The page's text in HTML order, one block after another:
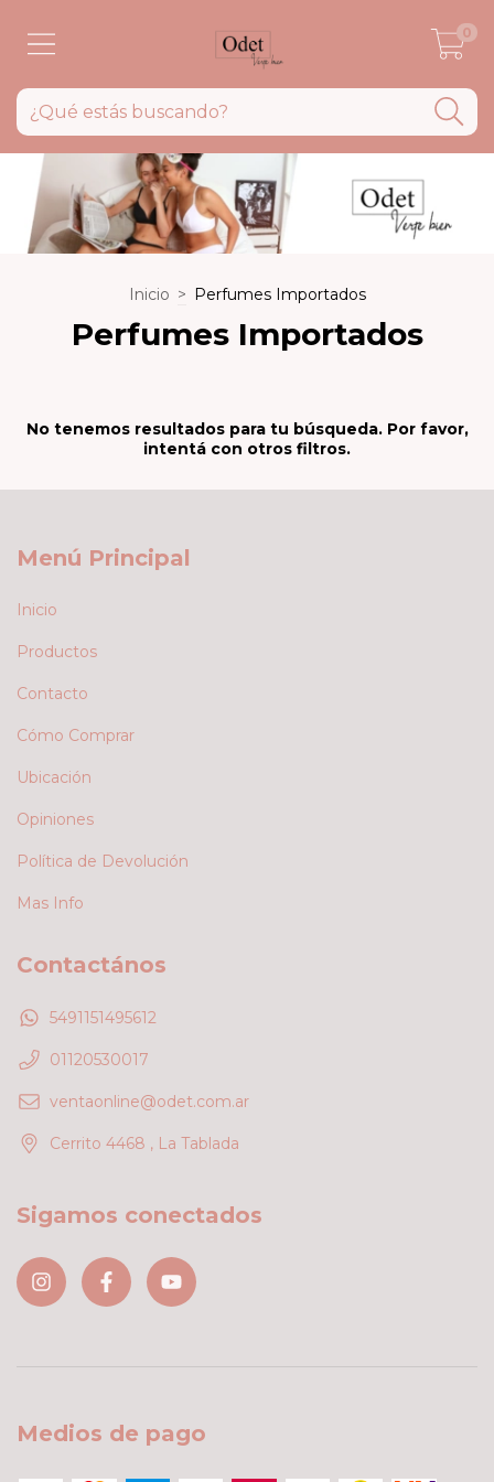
0
Inicio > Perfumes Importados
Perfumes Importados
No tenemos resultados para tu búsqueda. Por favor,
intentá con otros filtros.
Menú Principal
Inicio
Productos
Contacto
Cómo Comprar
Ubicación
Opiniones
Política de Devolución
Mas Info
Contactános
5491151495612
01120530017
ventaonline@odet.com.ar
Cerrito 4468 , La Tablada
Sigamos conectados
Medios de pago